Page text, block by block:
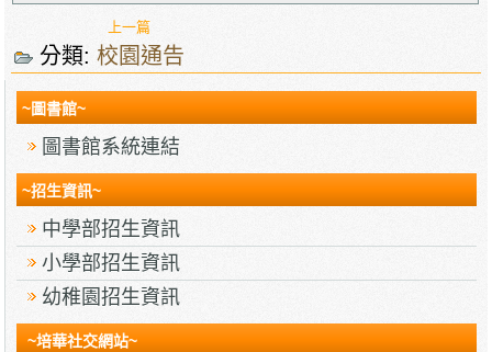
上一篇
分類:校園通告
~圖書館~
圖書館系統連結
~招生資訊~
中學部招生資訊
小學部招生資訊
幼稚園招生資訊
~培華社交網站~